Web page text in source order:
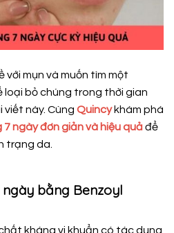
với mụn và muốn tìm một
loại bỏ chúng trong thời gian
này. Cùng Quincykhám phá
ngày đơn giản và hiệu quảđể
trạng da.
bằng Benzoyl
kháng vi khuẩn có tác dụng